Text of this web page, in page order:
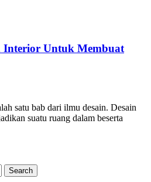
Interior Untuk Membuat
satu bab dari ilmu desain. Desain
suatu ruang dalam beserta
Search